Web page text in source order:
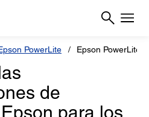
PowerLite Epson PowerLite
de
para los